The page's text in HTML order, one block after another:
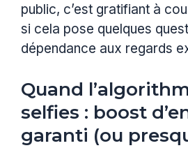
public, c’est gratifiant à
si cela pose quelques
dépendance aux regards
Quand
selfies : boost
garanti (ou